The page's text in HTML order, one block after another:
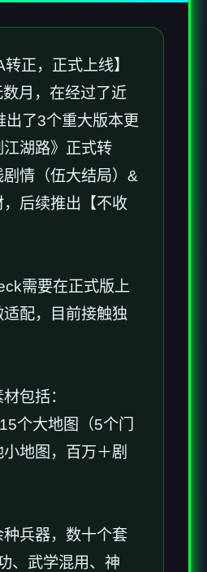
转正，正式上线】
月，在经过了近
出了3个重大版本更
湖路》正式转
情（伍大结局）&
后续推出【不收
需要在正式版上
配，目前接触独
包括：
个大地图（5个门
地图，百万＋剧
兵器，数十个套
、武学混用、神